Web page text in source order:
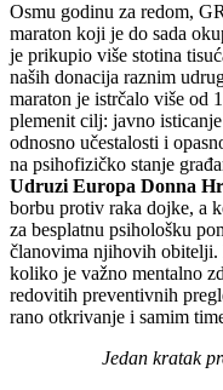
Osmu godinu za redom,
maraton koji je do sada
je prikupio više stotina
naših donacija raznim
maraton je istrčalo više od
plemenit cilj: javno
odnosno učestalosti i
na psihofizičko stanje
Udruzi Europa Donna
borbu protiv raka dojke, a
za besplatnu psihološku
članovima njihovih
koliko je važno mentalno
redovitih preventivnih
rano otkrivanje i samim
Jedan kratak